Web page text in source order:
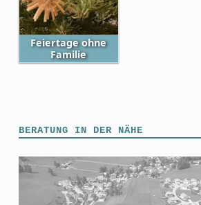
Feiertage ohne
Familie
BERATUNG IN DER NÄHE